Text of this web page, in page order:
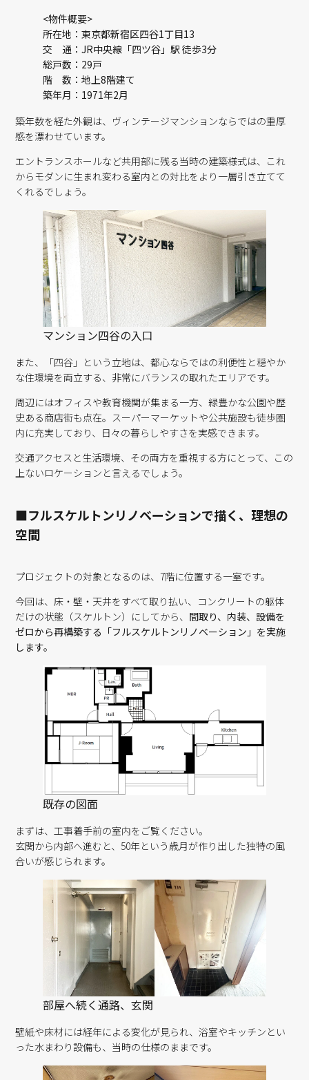
<物件概要>
所在地：東京都新宿区四谷1丁目13
交 通：JR中央線「四ツ谷」駅 徒歩3分
総戸数：29戸
階 数：地上8階建て
築年月：1971年2月
築年数を経た外観は、ヴィンテージマンションならではの重厚
感を漂わせています。
エントランスホールなど共用部に残る当時の建築様式は、これ
からモダンに生まれ変わる室内との対比をより一層引き立てて
くれるでしょう。
マンション四谷の入口
また、「四谷」という立地は、都心ならではの利便性と穏やか
な住環境を両立する、非常にバランスの取れたエリアです。
周辺にはオフィスや教育機関が集まる一方、緑豊かな公園や歴
史ある商店街も点在。スーパーマーケットや公共施設も徒歩圏
内に充実しており、日々の暮らしやすさを実感できます。
交通アクセスと生活環境、その両方を重視する方にとって、この
上ないロケーションと言えるでしょう。
■フルスケルトンリノベーションで描く、理想の
空間
プロジェクトの対象となるのは、7階に位置する一室です。
今回は、床・壁・天井をすべて取り払い、コンクリートの躯体
だけの状態（スケルトン）にしてから、 間取り、内装、設備を
ゼロから再構築する「フルスケルトンリノベーション」を実施
します。
既存の図面
まずは、工事着手前の室内をご覧ください。
玄関から内部へ進むと、50年という歳月が作り出した独特の風
合いが感じられます。
部屋へ続く通路、玄関
壁紙や床材には経年による変化が見られ、浴室やキッチンとい
った水まわり設備も、当時の仕様のままです。